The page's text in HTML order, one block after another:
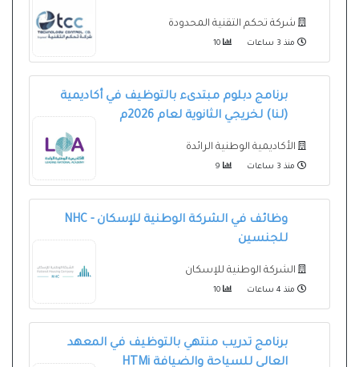
شركة تحكم التقنية المحدودة
منذ 3 ساعات
برنامج دبلوم مبتدىء بالتوظيف في أكاديمية
(لنا) لخريجي الثانوية لعام 2026م
الأكاديمية الوطنية الرائدة
منذ 3 ساعات
وظائف في الشركة الوطنية للإسكان - NHC
للجنسين
الشركة الوطنية للإسكان
منذ 4 ساعات
برنامج تدريب منتهي بالتوظيف في المعهد
العالي للسياحة والضيافة HTMi